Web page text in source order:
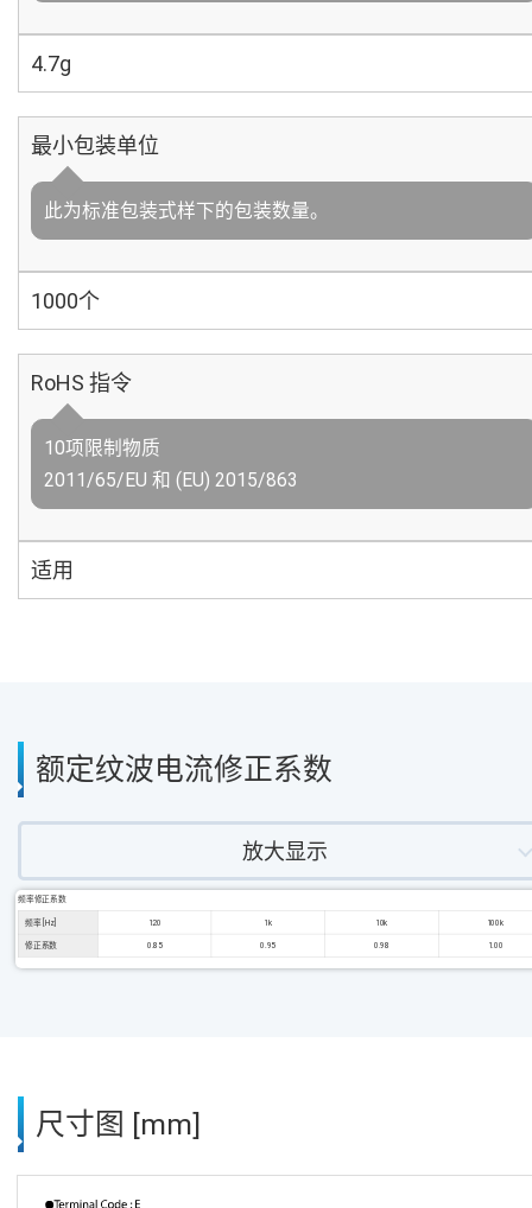
4.7g
最小包装单位
此为标准包装式样下的包装数量。
1000个
RoHS 指令
10项限制物质
2011/65/EU 和 (EU) 2015/863
适用
额定纹波电流修正系数
放大显示
频率修正系数
频率 [Hz] 120 1k 10k 100k
修正系数 0.85 0.95 0.98 1.00
尺寸图 [mm]